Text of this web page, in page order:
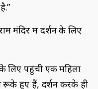
मंदिर में दर्शन के लिए
लिए पहुंची एक महिला
रूके हुए हैं, दर्शन करके ही